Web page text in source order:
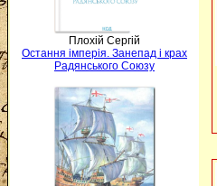
Плохій Сергій
Остання імперія. Занепад і крах
Радянського Союзу